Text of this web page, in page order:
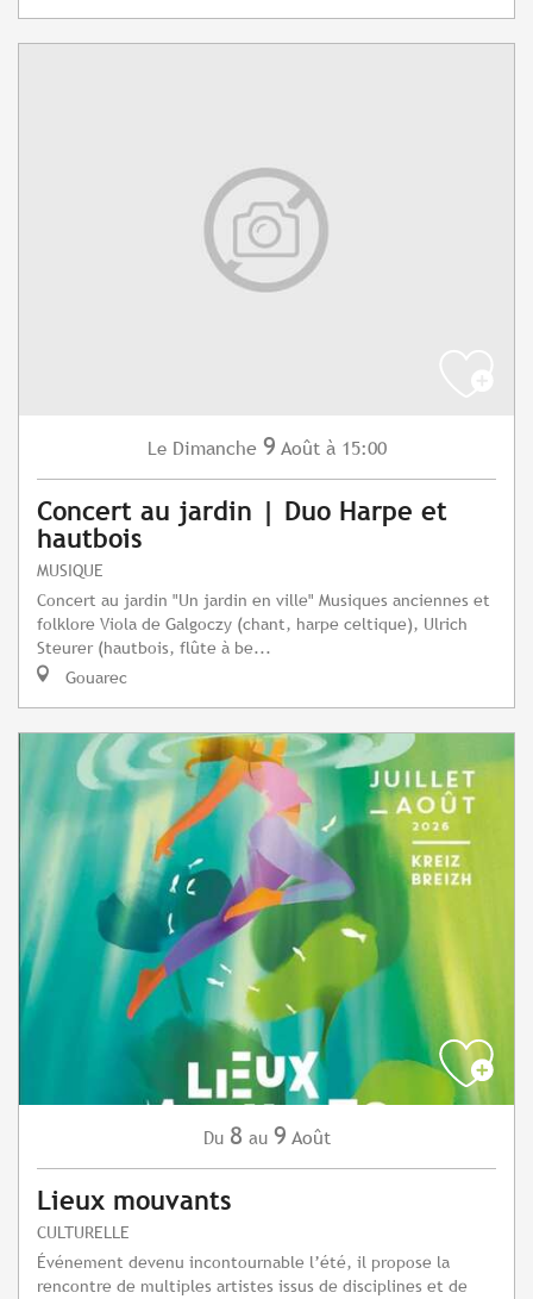
Le Dimanche 9 Août à 15:00
Concert au jardin | Duo Harpe et
hautbois
MUSIQUE
Concert au jardin "Un jardin en ville" Musiques anciennes et
folklore Viola de Galgoczy (chant, harpe celtique), Ulrich
Steurer (hautbois, flûte à be...
Gouarec
Du 8 au 9 Août
Lieux mouvants
CULTURELLE
Événement devenu incontournable l’été, il propose la
rencontre de multiples artistes issus de disciplines et de